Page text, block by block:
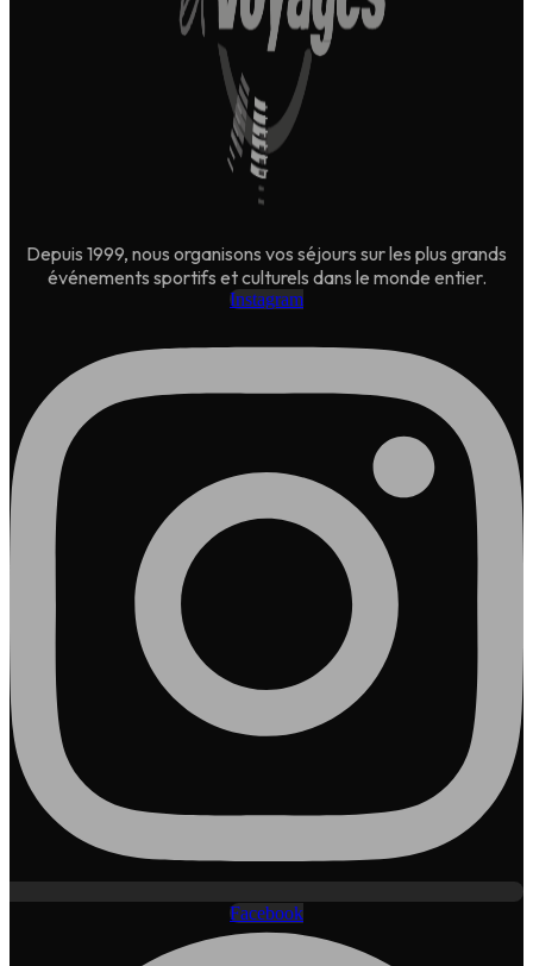
Depuis 1999, nous organisons vos séjours sur les plus grands
événements sportifs et culturels dans le monde entier.
Instagram
Facebook